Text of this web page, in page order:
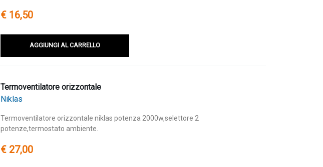
€ 16,50
AGGIUNGI AL CARRELLO
Termoventilatore orizzontale
Niklas
Termoventilatore orizzontale niklas potenza 2000w,selettore 2
potenze,termostato ambiente.
€ 27,00